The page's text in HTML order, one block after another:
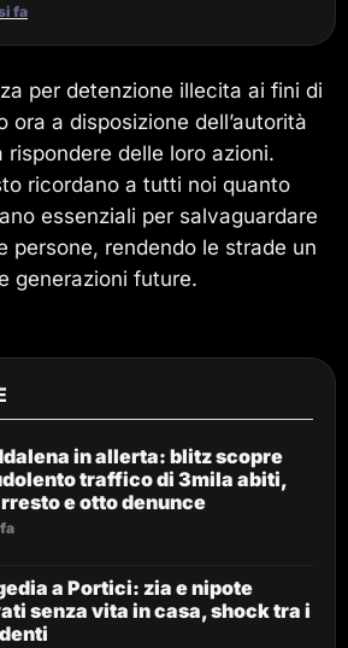
fa
per detenzione illecita ai fini di
ora a disposizione dell’autorità
rispondere delle loro azioni.
ricordano a tutti noi quanto
essenziali per salvaguardare
persone, rendendo le strade un
generazioni future.
in allerta: blitz scopre
traffico di 3mila abiti,
e otto denunce
a Portici: zia e nipote
senza vita in casa, shock tra i